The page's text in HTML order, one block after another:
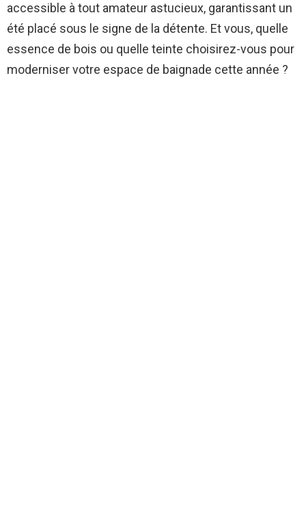
accessible à tout amateur astucieux, garantissant un
été placé sous le signe de la détente. Et vous, quelle
essence de bois ou quelle teinte choisirez-vous pour
moderniser votre espace de baignade cette année ?